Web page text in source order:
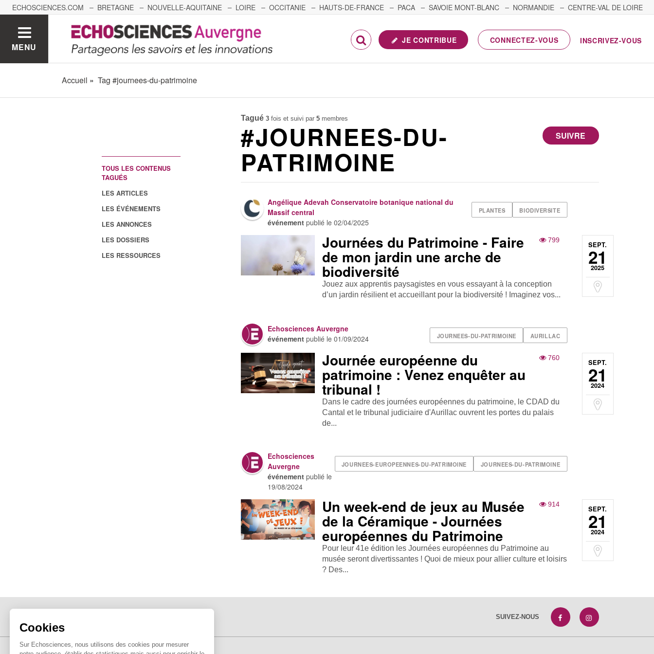
Cookies
Sur Echosciences, nous utilisons des cookies pour mesurer
ECHOSCIENCES.COM BRETAGNE NOUVELLE-AQUITAINE LOIRE OCCITANIE HAUTS-DE-FRANCE PACA SAVOIE MONT-BLANC NORMANDIE
CENTRE-VAL DE LOIRE
GRENOBLE GRAND EST BOURGOGNE-FRANCHE-COMTÉ
MENU
JE CONTRIBUE CONNECTEZ-VOUS INSCRIVEZ-VOUS
Accueil Tag #journees-du-patrimoine
TOUS LES CONTENUS
TAGUÉS
LES ARTICLES
LES ÉVÉNEMENTS
LES ANNONCES
LES DOSSIERS
LES RESSOURCES
Tagué 3 fois et suivi par5 membres
SUIVRE
#JOURNEES-DU-
PATRIMOINE
PLANTES BIODIVERSITE
Angélique Adevah Conservatoire botanique national du
Massif central
événement publié le02/04/2025
SEPT.
21
2025
799
Journées du Patrimoine - Faire
de mon jardin une arche de
biodiversité
Jouez aux apprentis paysagistes en vous essayant à la conception
d’un jardin résilient et accueillant pour la biodiversité ! Imaginez vos...
JOURNEES-DU-PATRIMOINE AURILLAC
Echosciences Auvergne
événement publié le01/09/2024
SEPT.
21
2024
760
Journée européenne du
patrimoine : Venez enquêter au
tribunal !
Dans le cadre des journées européennes du patrimoine, le CDAD du
Cantal et le tribunal judiciaire d'Aurillac ouvrent les portes du palais
de...
JOURNEES-EUROPEENNES-DU-PATRIMOINE JOURNEES-DU-PATRIMOINE
Echosciences
Auvergne
événement publié le
19/08/2024
SEPT.
21
2024
914
Un week-end de jeux au Musée
de la Céramique - Journées
européennes du Patrimoine
Pour leur 41e édition les Journées européennes du Patrimoine au
musée seront divertissantes ! Quoi de mieux pour allier culture et loisirs
? Des...
SUIVEZ-NOUS